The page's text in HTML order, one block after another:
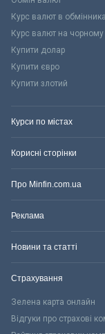
Курс валют в
Курс валют на чорному
Купити долар
Купити євро
Купити злотий
Курси по містах
Корисні сторінки
Про Minfin.com.ua
Реклама
Новини та статті
Страхування
Зелена карта онлайн
Відгуки про страхові